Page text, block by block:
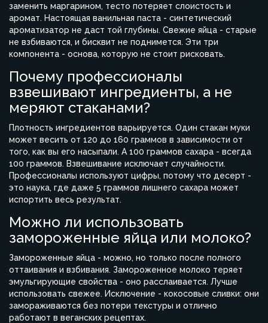
заменить маргарином, тесто потеряет слоистость и
аромат. Настоящая ванильная паста - синтетический
ароматизатор не даст той глубины. Свежие яйца - старые
не взбиваются, и бисквит не поднимется. Эти три
компонента - основа, которую не стоит рисковать.
Почему профессионалы
взвешивают ингредиенты, а не
меряют стаканами?
Плотность ингредиентов варьируется. Один стакан муки
может весить от 120 до 160 граммов в зависимости от
того, как вы его насыпали. А 100 граммов сахара - всегда
100 граммов. Взвешивание исключает случайности.
Профессионалы используют цифры, потому что десерт -
это наука, где даже 5 граммов лишнего сахара может
испортить весь результат.
Можно ли использовать
замороженные яйца или молоко?
Замороженные яйца - можно, но только после полного
оттаивания и взбивания. Замороженное молоко теряет
эмульгирующие свойства - оно расслаивается. Лучше
использовать свежее. Исключение - кокосовые сливки: они
замораживаются без потери текстуры и отлично
работают в веганских рецептах.